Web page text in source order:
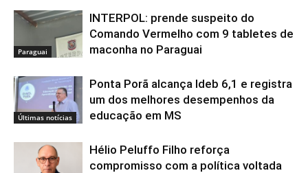
Paraguai
INTERPOL: prende suspeito do
Comando Vermelho com 9 tabletes de
maconha no Paraguai
Últimas notícias
Ponta Porã alcança Ideb 6,1 e registra
um dos melhores desempenhos da
educação em MS
Hélio Peluffo Filho reforça
compromisso com a política voltada